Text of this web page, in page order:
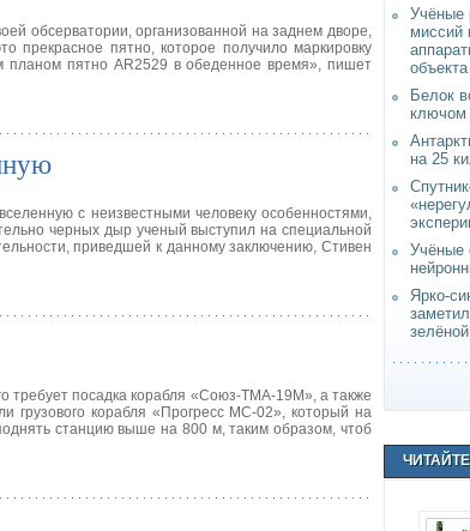
обсерватории, организованной на заднем дворе,
прекрасное пятно, которое получило маркировку
планом пятно AR2529 в обеденное время», пишет
с неизвестными человеку особенностями,
черных дыр ученый выступил на специальной
приведшей к данному заключению, Стивен
требует посадка корабля «Союз-ТМА-19М», а также
грузового корабля «Прогресс МС-02», который на
станцию выше на 800 м, таким образом, чтоб
Учёные
миссий
Белок
ключом
на 25
Учёные
Ярко-